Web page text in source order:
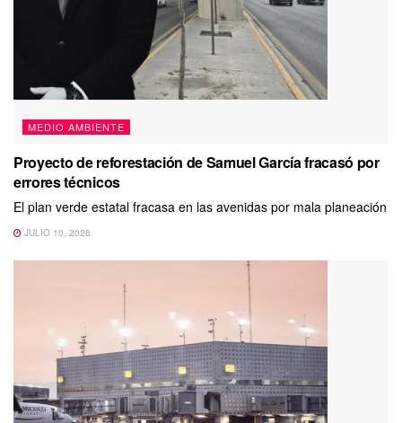
MEDIO AMBIENTE
Proyecto de reforestación de Samuel García fracasó por
errores técnicos
El plan verde estatal fracasa en las avenidas por mala planeación
JULIO 10, 2026